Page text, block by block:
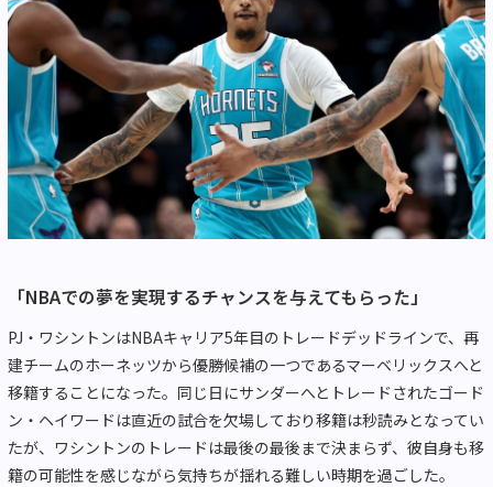
「NBAでの夢を実現するチャンスを与えてもらった」
PJ・ワシントンはNBAキャリア5年目のトレードデッドラインで、再
建チームのホーネッツから優勝候補の一つであるマーベリックスへと
移籍することになった。同じ日にサンダーへとトレードされたゴード
ン・ヘイワードは直近の試合を欠場しており移籍は秒読みとなってい
たが、ワシントンのトレードは最後の最後まで決まらず、彼自身も移
籍の可能性を感じながら気持ちが揺れる難しい時期を過ごした。